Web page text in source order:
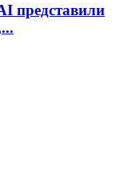
представили